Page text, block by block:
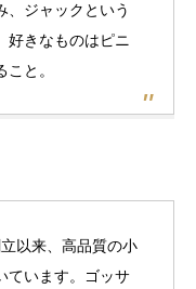
、ジャックという
好きなものはピニ
と。
以来、高品質の小
ています。ゴッサ